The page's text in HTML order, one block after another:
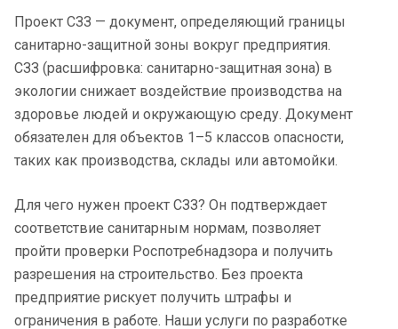
Проект СЗЗ — документ, определяющий границы
санитарно-защитной зоны вокруг предприятия.
СЗЗ (расшифровка: санитарно-защитная зона) в
экологии снижает воздействие производства на
здоровье людей и окружающую среду. Документ
обязателен для объектов 1–5 классов опасности,
таких как производства, склады или автомойки.
Для чего нужен проект СЗЗ? Он подтверждает
соответствие санитарным нормам, позволяет
пройти проверки Роспотребнадзора и получить
разрешения на строительство. Без проекта
предприятие рискует получить штрафы и
ограничения в работе. Наши услуги по разработке